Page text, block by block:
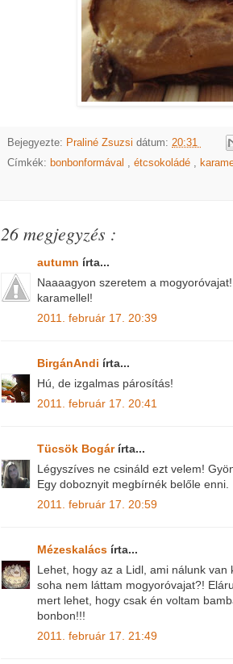
Bejegyezte: Praliné Zsuzsi dátum: 20:31
Címkék: bonbonformával , étcsokoládé ,
26 megjegyzés :
autumn írta...
Naaaagyon szeretem a
karamellel!
2011. február 17. 20:39
BirgánAndi írta...
Hú, de izgalmas párosítás!
2011. február 17. 20:41
Tücsök Bogár írta...
Légyszíves ne csináld ezt velem!
Egy doboznyit megbírnék belőle enni.
2011. február 17. 20:59
Mézeskalács írta...
Lehet, hogy az a Lidl, ami nálunk
soha nem láttam mogyoróvajat?!
mert lehet, hogy csak én voltam
bonbon!!!
2011. február 17. 21:49